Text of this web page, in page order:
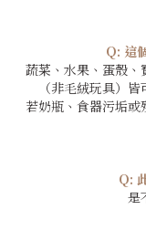
Q: 這
蔬菜、水果、蛋殼
（非毛絨玩具）
若奶瓶、食器污垢
Q:
是